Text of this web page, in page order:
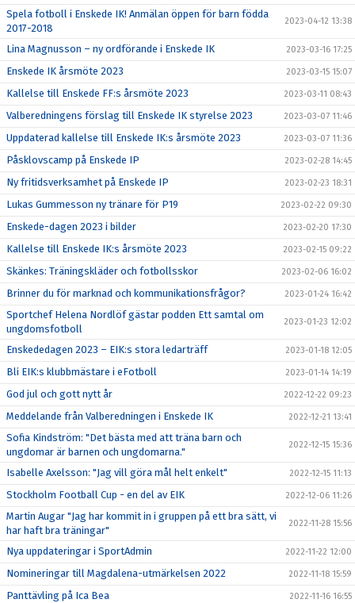
Spela fotboll i Enskede IK! Anmälan öppen för barn födda
2017-2018
2023-04-12 13:38
Lina Magnusson – ny ordförande i Enskede IK 2023-03-16 17:25
Enskede IK årsmöte 2023 2023-03-15 15:07
Kallelse till Enskede FF:s årsmöte 2023 2023-03-11 08:43
Valberedningens förslag till Enskede IK styrelse 2023 2023-03-07 11:46
Uppdaterad kallelse till Enskede IK:s årsmöte 2023 2023-03-07 11:36
Påsklovscamp på Enskede IP 2023-02-28 14:45
Ny fritidsverksamhet på Enskede IP 2023-02-23 18:31
Lukas Gummesson ny tränare för P19 2023-02-22 09:30
Enskede-dagen 2023 i bilder 2023-02-20 17:30
Kallelse till Enskede IK:s årsmöte 2023 2023-02-15 09:22
Skänkes: Träningskläder och fotbollsskor 2023-02-06 16:02
Brinner du för marknad och kommunikationsfrågor? 2023-01-24 16:42
Sportchef Helena Nordlöf gästar podden Ett samtal om
ungdomsfotboll
2023-01-23 12:02
Enskededagen 2023 – EIK:s stora ledarträff 2023-01-18 12:05
Bli EIK:s klubbmästare i eFotboll 2023-01-14 14:19
God jul och gott nytt år 2022-12-22 09:23
Meddelande från Valberedningen i Enskede IK 2022-12-21 13:41
Sofia Kindström: "Det bästa med att träna barn och
ungdomar är barnen och ungdomarna."
2022-12-15 15:36
Isabelle Axelsson: "Jag vill göra mål helt enkelt" 2022-12-15 11:13
Stockholm Football Cup - en del av EIK 2022-12-06 11:26
Martin Augar "Jag har kommit in i gruppen på ett bra sätt, vi
har haft bra träningar"
2022-11-28 15:56
Nya uppdateringar i SportAdmin 2022-11-22 12:00
Nomineringar till Magdalena-utmärkelsen 2022 2022-11-18 15:59
Panttävling på Ica Bea 2022-11-16 16:55